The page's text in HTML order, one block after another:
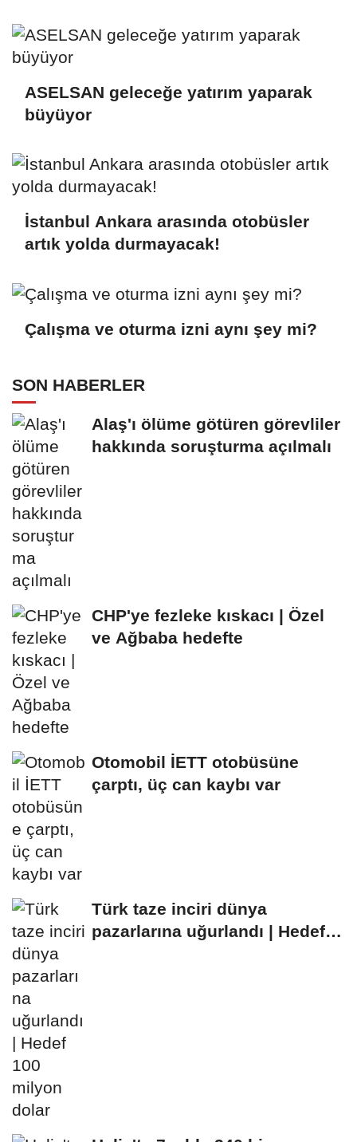
ASELSAN geleceğe yatırım yaparak
büyüyor
İstanbul Ankara arasında otobüsler
artık yolda durmayacak!
Çalışma ve oturma izni aynı şey mi?
SON HABERLER
Alaş'ı ölüme götüren görevliler
hakkında soruşturma açılmalı
CHP'ye fezleke kıskacı | Özel
ve Ağbaba hedefte
Otomobil İETT otobüsüne
çarptı, üç can kaybı var
Türk taze inciri dünya
pazarlarına uğurlandı | Hedef